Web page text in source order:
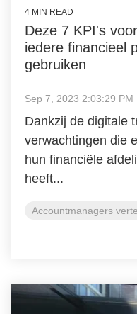
4 MIN READ
Deze 7 KPI's
iedere financieel
gebruiken
Sep 7, 2023 2:03:29 PM
Dankzij de digitale
verwachtingen die
hun financiële
heeft...
Accountmanagers